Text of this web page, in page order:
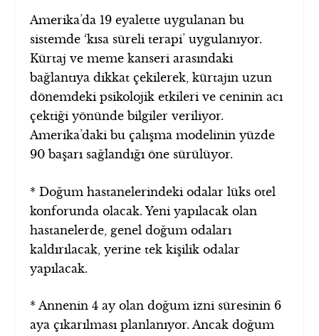
Amerika’da 19 eyalette uygulanan bu
sistemde ‘kısa süreli terapi’ uygulanıyor.
Kürtaj ve meme kanseri arasındaki
bağlantıya dikkat çekilerek, kürtajın uzun
dönemdeki psikolojik etkileri ve ceninin acı
çektiği yönünde bilgiler veriliyor.
Amerika’daki bu çalışma modelinin yüzde
90 başarı sağlandığı öne sürülüyor.
* Doğum hastanelerindeki odalar lüks otel
konforunda olacak. Yeni yapılacak olan
hastanelerde, genel doğum odaları
kaldırılacak, yerine tek kişilik odalar
yapılacak.
* Annenin 4 ay olan doğum izni süresinin 6
aya çıkarılması planlanıyor. Ancak doğum